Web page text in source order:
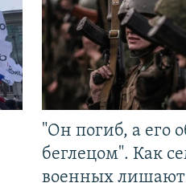
"Он погиб, а его
беглецом". Как
военных